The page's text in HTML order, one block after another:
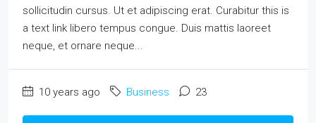
sollicitudin cursus. Ut et adipiscing erat. Curabitur this is
a text link libero tempus congue. Duis mattis laoreet
neque, et ornare neque...
10 years ago Business 23